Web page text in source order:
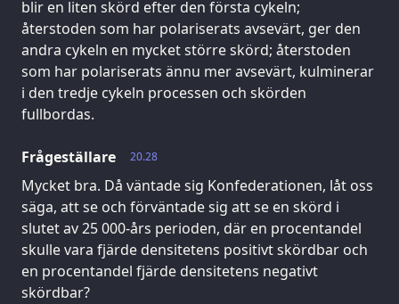
blir en liten skörd efter den första cykeln;
återstoden som har polariserats avsevärt, ger den
andra cykeln en mycket större skörd; återstoden
som har polariserats ännu mer avsevärt, kulminerar
i den tredje cykeln processen och skörden
fullbordas.
20.28
Frågeställare
Mycket bra. Då väntade sig Konfederationen, låt oss
säga, att se och förväntade sig att se en skörd i
slutet av 25 000-års perioden, där en procentandel
skulle vara fjärde densitetens positivt skördbar och
en procentandel fjärde densitetens negativt
skördbar?